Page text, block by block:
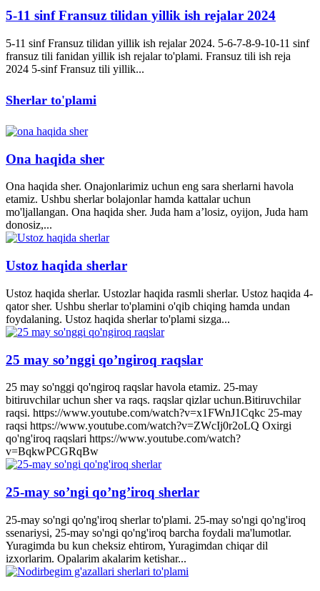
5-11 sinf Fransuz tilidan yillik ish rejalar 2024
5-11 sinf Fransuz tilidan yillik ish rejalar 2024. 5-6-7-8-9-10-11 sinf
fransuz tili fanidan yillik ish rejalar to'plami. Fransuz tili ish reja
2024 5-sinf Fransuz tili yillik...
Sherlar to'plami
Ona haqida sher
Ona haqida sher. Onajonlarimiz uchun eng sara sherlarni havola
etamiz. Ushbu sherlar bolajonlar hamda kattalar uchun
mo'ljallangan. Ona haqida sher. Juda ham a’losiz, oyijon, Juda ham
donosiz,...
Ustoz haqida sherlar
Ustoz haqida sherlar. Ustozlar haqida rasmli sherlar. Ustoz haqida 4-
qator sher. Ushbu sherlar to'plamini o'qib chiqing hamda undan
foydalaning. Ustoz haqida sherlar to'plami sizga...
25 may so’nggi qo’ngiroq raqslar
25 may so'nggi qo'ngiroq raqslar havola etamiz. 25-may
bitiruvchilar uchun sher va raqs. raqslar qizlar uchun.Bitiruvchilar
raqsi. https://www.youtube.com/watch?v=x1FWnJ1Cqkc 25-may
raqsi https://www.youtube.com/watch?v=ZWcIj0r2oLQ Oxirgi
qo'ng'iroq raqslari https://www.youtube.com/watch?
v=BqkwPCGRqBw
25-may so’ngi qo’ng’iroq sherlar
25-may so'ngi qo'ng'iroq sherlar to'plami. 25-may so'ngi qo'ng'iroq
ssenariysi, 25-may so'ngi qo'ng'iroq barcha foydali ma'lumotlar.
Yuragimda bu kun cheksiz ehtirom, Yuragimdan chiqar dil
izxorlarim. Opalarim akalarim ketishar...